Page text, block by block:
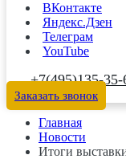
ВКонтакте
Яндекс.Дзен
Телеграм
YouTube
+7(495)135-35-
Заказать звонок
Главная
Новости
Итоги